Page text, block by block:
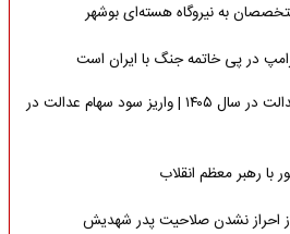
به نیروگاه هسته‌ای بوشهر
در پی خاتمه جنگ با ایران است
خبر خوش واریز سود سهام عدالت در سال ۱۴۰۵ | واریز سود سهام عدالت در
رهبر معظم انقلاب
از احراز نشدن صلاحیت پدر شهدیش